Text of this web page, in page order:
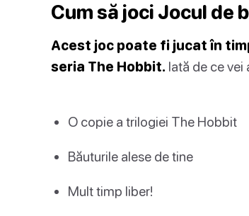
Cum să joci Jocul de
Acest joc poate fi jucat în
seria The Hobbit. Iată de ce vei
O copie a trilogiei The Hobbit
Băuturile alese de tine
Mult timp liber!